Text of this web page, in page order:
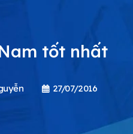
tốt nhất
27/07/2016